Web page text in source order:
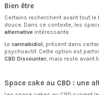
Bien être
Certains recherchent avant tout le
douce. Dans ce contexte, les
alternative intéressante.
Le cannabidiol , présent dans
psychoactif. Cette option est
CBD Discounter, mais reste avant
Space cake au CBD : une